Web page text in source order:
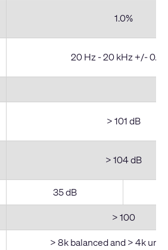
1.0%
20 Hz - 20 kHz +/- 0.3
> 101 dB
> 104 dB
35 dB
> 100
> 8k balanced and > 4k